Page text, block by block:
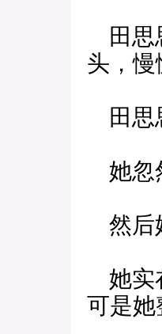
田思
头，慢
田思
她忽
然后
她实
可是她